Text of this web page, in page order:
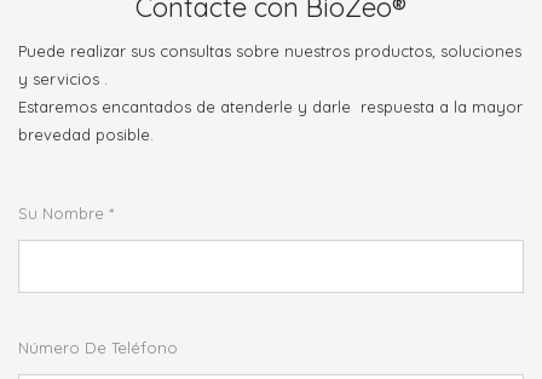
Contacte con BioZeo®
Puede realizar sus consultas sobre nuestros productos, soluciones
y servicios .
Estaremos encantados de atenderle y darle respuesta a la mayor
brevedad posible.
Su Nombre
Número De Teléfono